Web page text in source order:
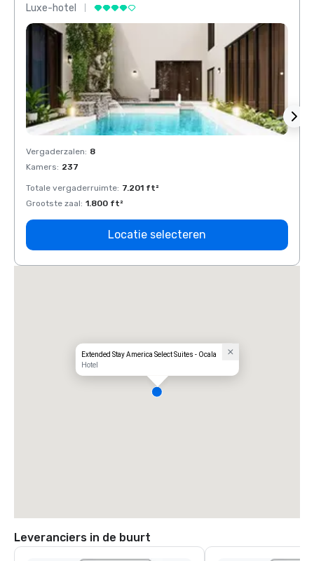
Luxe-hotel
Vergaderzalen: 8
Kamers: 237
Totale vergaderruimte: 7.201 ft²
Grootste zaal: 1.800 ft²
Locatie selecteren
Extended Stay America Select Suites - Ocala
Hotel
Leveranciers in de buurt